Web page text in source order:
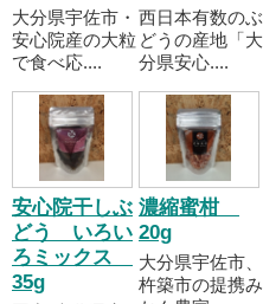
大分県宇佐市・
安心院産の大粒
で食べ応....
西日本有数のぶ
どうの産地「大
分県安心....
安心院干しぶ
どう いろい
ろミックス
35g
濃縮蜜柑
20g
大分県宇佐市、
杵築市の提携み